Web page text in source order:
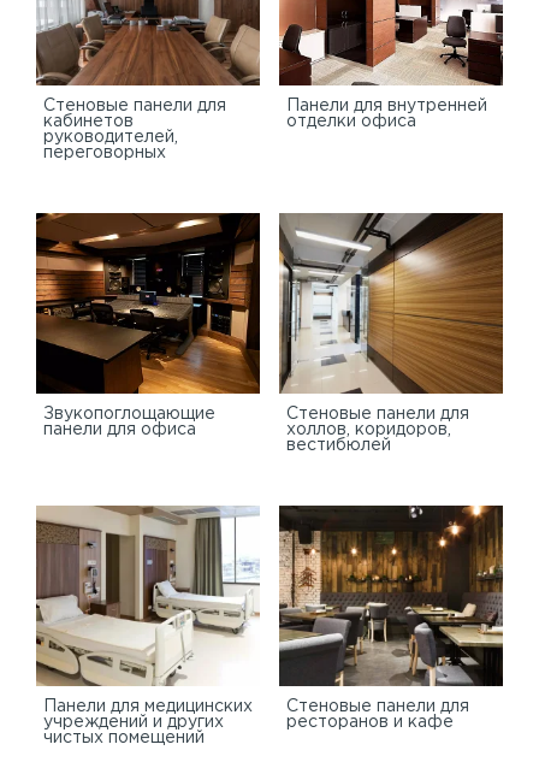
Стеновые панели для
кабинетов
руководителей,
переговорных
Панели для внутренней
отделки офиса
Звукопоглощающие
панели для офиса
Стеновые панели для
холлов, коридоров,
вестибюлей
Панели для медицинских
учреждений и других
чистых помещений
Стеновые панели для
ресторанов и кафе